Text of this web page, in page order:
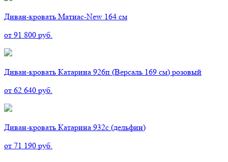
Диван-кровать Матиас-New 164 см
от 91 800 руб.
Диван-кровать Катарина 926п (Версаль 169 см) розовый
от 62 640 руб.
Диван-кровать Катарина 932с (дельфин)
от 71 190 руб.